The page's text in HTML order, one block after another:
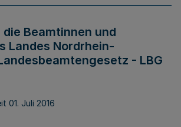
Beamtinnen und
Landes Nordrhein-
- LBG
01. Juli 2016